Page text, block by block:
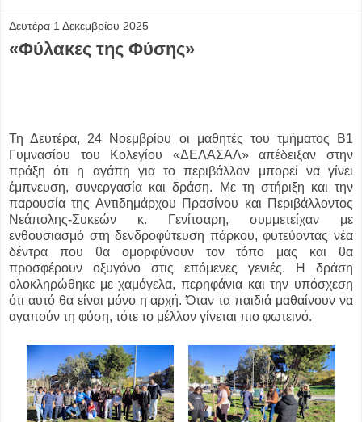
Δευτέρα 1 Δεκεμβρίου 2025
«Φύλακες της Φύσης»
Τη Δευτέρα, 24 Νοεμβρίου οι μαθητές του τμήματος Β1
Γυμνασίου του Κολεγίου «ΔΕΛΑΣΑΛ» απέδειξαν στην
πράξη ότι η αγάπη για το περιβάλλον μπορεί να γίνει
έμπνευση, συνεργασία και δράση. Με τη στήριξη και την
παρουσία της Αντιδημάρχου Πρασίνου και Περιβάλλοντος
Νεάπολης-Συκεών κ. Γενίτσαρη, συμμετείχαν με
ενθουσιασμό στη δενδροφύτευση πάρκου, φυτεύοντας νέα
δέντρα που θα ομορφύνουν τον τόπο μας και θα
προσφέρουν οξυγόνο στις επόμενες γενιές. Η δράση
ολοκληρώθηκε με χαμόγελα, περηφάνια και την υπόσχεση
ότι αυτό θα είναι μόνο η αρχή. Όταν τα παιδιά μαθαίνουν να
αγαπούν τη φύση, τότε το μέλλον γίνεται πιο φωτεινό.